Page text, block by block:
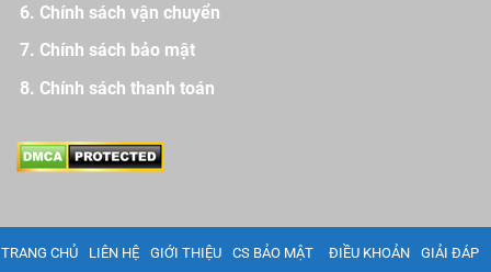
Chính sách vận chuyển
Chính sách bảo mật
Chính sách thanh toán
TRANG CHỦ LIÊN HỆ GIỚI THIỆU CS BẢO MẬT ĐIỀU KHOẢN GIẢI ĐÁP